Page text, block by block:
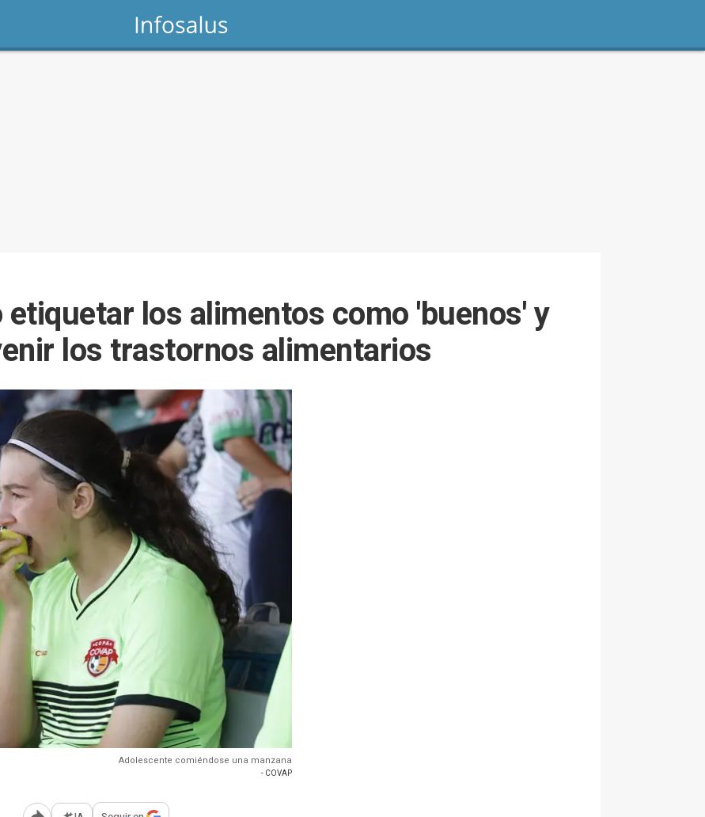
etiquetar los alimentos como 'buenos' y
los trastornos alimentarios
Adolescente comiéndose una manzana
- COVAP